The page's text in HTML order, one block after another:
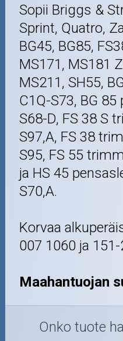
Sopii Briggs &
Sprint, Quatro,
BG45, BG85,
MS171, MS181
MS211, SH55,
C1Q-S73, BG
S68-D, FS 38 S
S97,A, FS 38
S95, FS 55
ja HS 45
S70,A.
Korvaa
007 1060 ja 151-
Maahantuojan
Onko tuote